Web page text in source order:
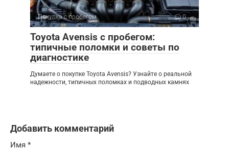
Покупка с пробегом 0
Toyota Avensis с пробегом:
типичные поломки и советы по
диагностике
Думаете о покупке Toyota Avensis? Узнайте о реальной
надежности, типичных поломках и подводных камнях
Добавить комментарий
Имя *